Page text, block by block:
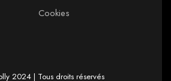
Cookies
2024 | Tous droits réservés